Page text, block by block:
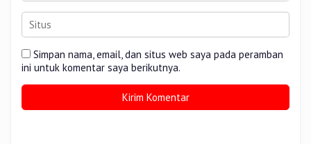
Simpan nama, email, dan situs web saya pada peramban
ini untuk komentar saya berikutnya.